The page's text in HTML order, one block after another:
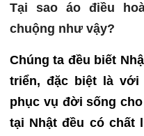
Tại sao áo điều
chuộng như vậy?
Chúng ta đều biết
triển, đặc biệt là với
phục vụ đời sống
tại Nhật đều có chất